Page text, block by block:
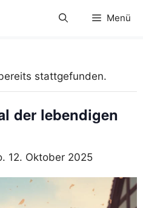
Menü
stattgefunden.
der lebendigen
12. Oktober 2025